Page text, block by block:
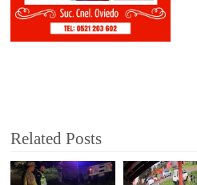
Related Posts